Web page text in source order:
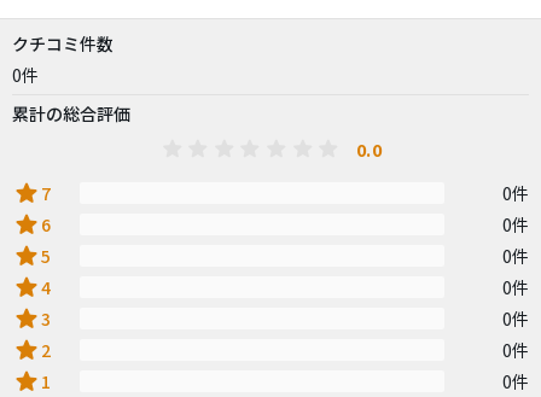
クチコミ件数
0件
累計の総合評価
0.0
star 7 0件
star 6 0件
star5 0件
star4 0件
star3 0件
star 2 0件
star 1
0件